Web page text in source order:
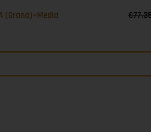
(Grana)=Media €